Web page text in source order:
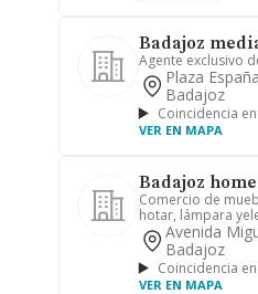
Badajoz
Agente exclusivo
Plaza
Badajoz
Coincidencia
VER EN MAPA
Badajoz
Comercio de
hotar, lámpara
Avenida
Badajoz
Coincidencia
VER EN MAPA